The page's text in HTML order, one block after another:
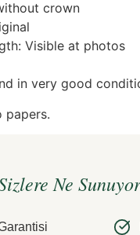
crown
Visible at photos
in very good
papers.
Ne